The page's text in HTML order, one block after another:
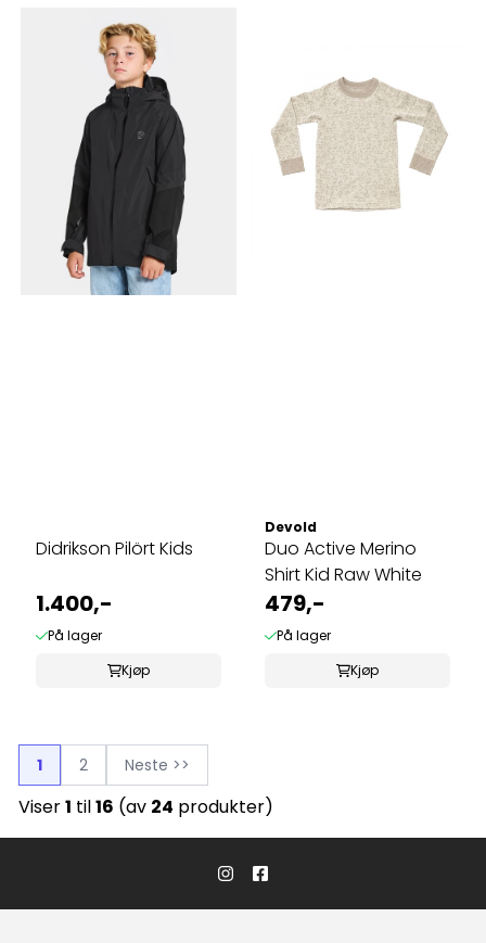
Didrikson Pilört Kids
1.400,-
På lager
Kjøp
Devold
Duo Active Merino
Shirt Kid Raw White
479,-
På lager
Kjøp
1 2 Neste >>
Viser1 til16 (av 24 produkter)